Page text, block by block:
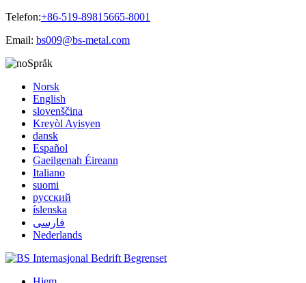
Telefon:+86-519-89815665-8001
Email: bs009@bs-metal.com
Språk
Norsk
English
slovenščina
Kreyòl Ayisyen
dansk
Español
Gaeilgenah Éireann
Italiano
suomi
русский
íslenska
فارسی
Nederlands